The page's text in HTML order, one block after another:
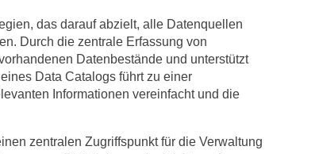
das darauf abzielt, alle Datenquellen
Durch die zentrale Erfassung von
Datenbestände und unterstützt
Data Catalogs führt zu einer
Informationen vereinfacht und die
zentralen Zugriffspunkt für die Verwaltung